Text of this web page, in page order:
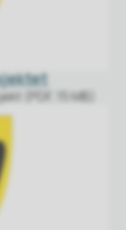
(PDF, 15 MB)